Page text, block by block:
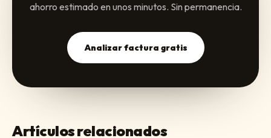
ahorro estimado en unos minutos. Sin permanencia.
Analizar factura gratis
Artículos relacionados